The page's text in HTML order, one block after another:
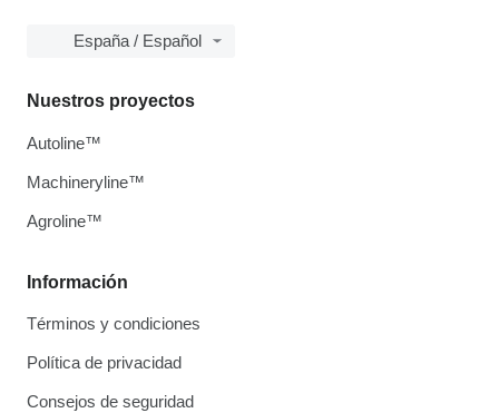
España / Español
Información
Términos y condiciones
Política de privacidad
Consejos de seguridad
Nuestros proyectos
Autoline™
Machineryline™
Agroline™